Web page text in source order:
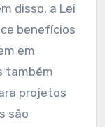
disso, a Lei
benefícios
em
também
projetos
são